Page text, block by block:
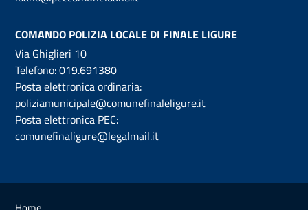
COMANDO POLIZIA LOCALE DI FINALE LIGURE
Via Ghiglieri 10
Telefono:019.691380
Posta elettronica ordinaria:
poliziamunicipale@comunefinaleligure.it
Posta elettronica PEC:
comunefinaligure@legalmail.it